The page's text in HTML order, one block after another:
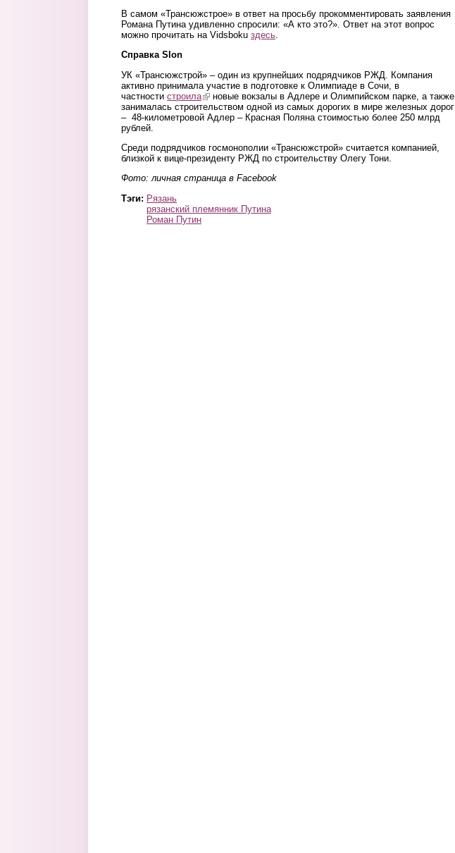
В самом «Трансюжстрое» в ответ на просьбу прокомментировать заявления
Романа Путина удивленно спросили: «А кто это?». Ответ на этот вопрос
можно прочитать на Vidsboku здесь
Справка Slon
УК «Трансюжстрой» – один из крупнейших подрядчиков РЖД. Компания
активно принимала участие в подготовке к Олимпиаде в Сочи, в
частности строила(link is external)
новые вокзалы в Адлере и Олимпийском парке, а также
занималась строительством одной из самых дорогих в мире железных дорог
– 48-километровой Адлер – Красная Поляна стоимостью более 250 млрд
рублей.
Среди подрядчиков госмонополии «Трансюжстрой» считается компанией,
близкой к вице-президенту РЖД по строительству Олегу Тони.
Фото: личная страница в Facebook
Тэги: Рязань
рязанский племянник Путина
Роман Путин